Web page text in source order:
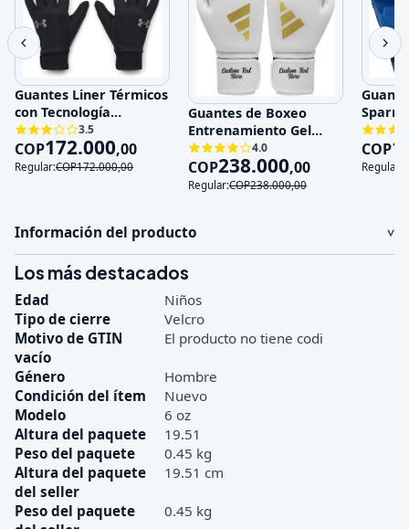
Guantes Liner Térmicos
con Tecnología
Impermeable y Touch
Sc
3.5
COP172.000,00
Regular:COP172.000,00
Guantes de Boxeo
Entrenamiento Gel
Absorción de Impactos
4.0
COP238.000,00
Regular:COP238.000,00
COP
Regular:
Información del producto
Los más destacados
Edad
Niños
Tipo de cierre
Velcro
Motivo de GTIN
vacío
El producto no tiene codi
Género
Hombre
Condición del ítem
Nuevo
Modelo
6 oz
Altura del paquete
19.51
Peso del paquete
0.45 kg
Altura del paquete
del seller
19.51 cm
Peso del paquete
0.45 kg